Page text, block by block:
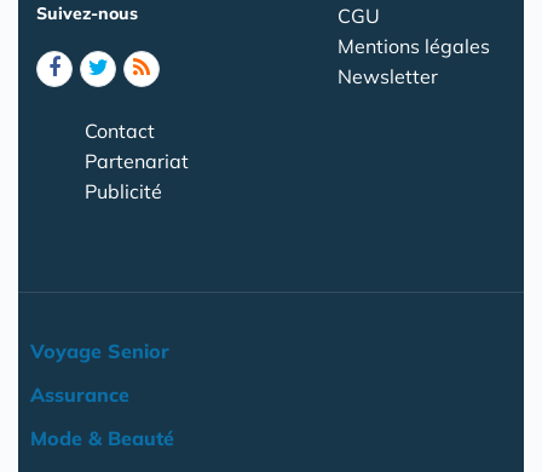
Suivez-nous
CGU
Mentions légales
Newsletter
Contact
Partenariat
Publicité
Voyage Senior
Assurance
Mode & Beauté